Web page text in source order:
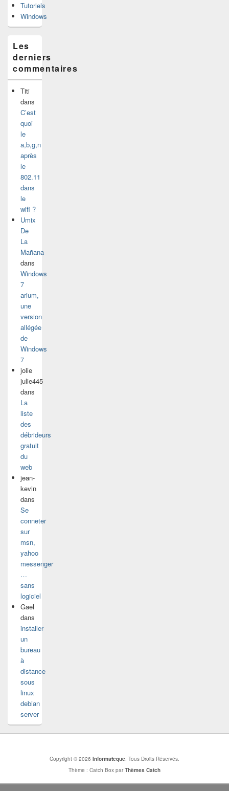
Tutoriels
Windows
Les
derniers
commentaires
Titi
dans
C’est
quoi
le
a,b,g,n
après
le
802.11
dans
le
wifi ?
Umix
De
La
Mañana
dans
Windows
7
arium,
une
version
allégée
de
Windows
7
jolie
julie445
dans
La
liste
des
débrideurs
gratuit
du
web
jean-
kevin
dans
Se
conneter
sur
msn,
yahoo
messenger
…
sans
logiciel
Gael
dans
installer
un
bureau
à
distance
sous
linux
debian
server
Copyright © 2026 Informateque. Tous Droits Réservés.
Thème : Catch Box parThèmes Catch